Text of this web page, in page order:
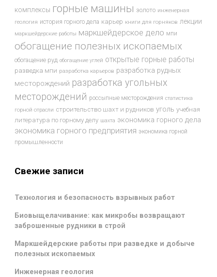
комплексы горные машины золото инженерная
геология история горного дела карьер книги для горняков лекции
маркшейдерские работы маркшейдерское дело мпи
обогащение полезных ископаемых
обогащение руд обогащение углей открытые горные работы
разведка мпи разработка карьеров разработка рудных
месторождений разработка угольных
месторождений россыпные месторождения статистика
горной отрасли строительство шахт и рудников уголь учебная
литература по горному делу шахта экономика горного дела
экономика горного предприятия экономика горной
промышленности
Свежие записи
Технология и безопасность взрывных работ
Биовыщелачивание: как микробы возвращают
заброшенные рудники в строй
Маркшейдерские работы при разведке и добыче
полезных ископаемых
Инженерная геология